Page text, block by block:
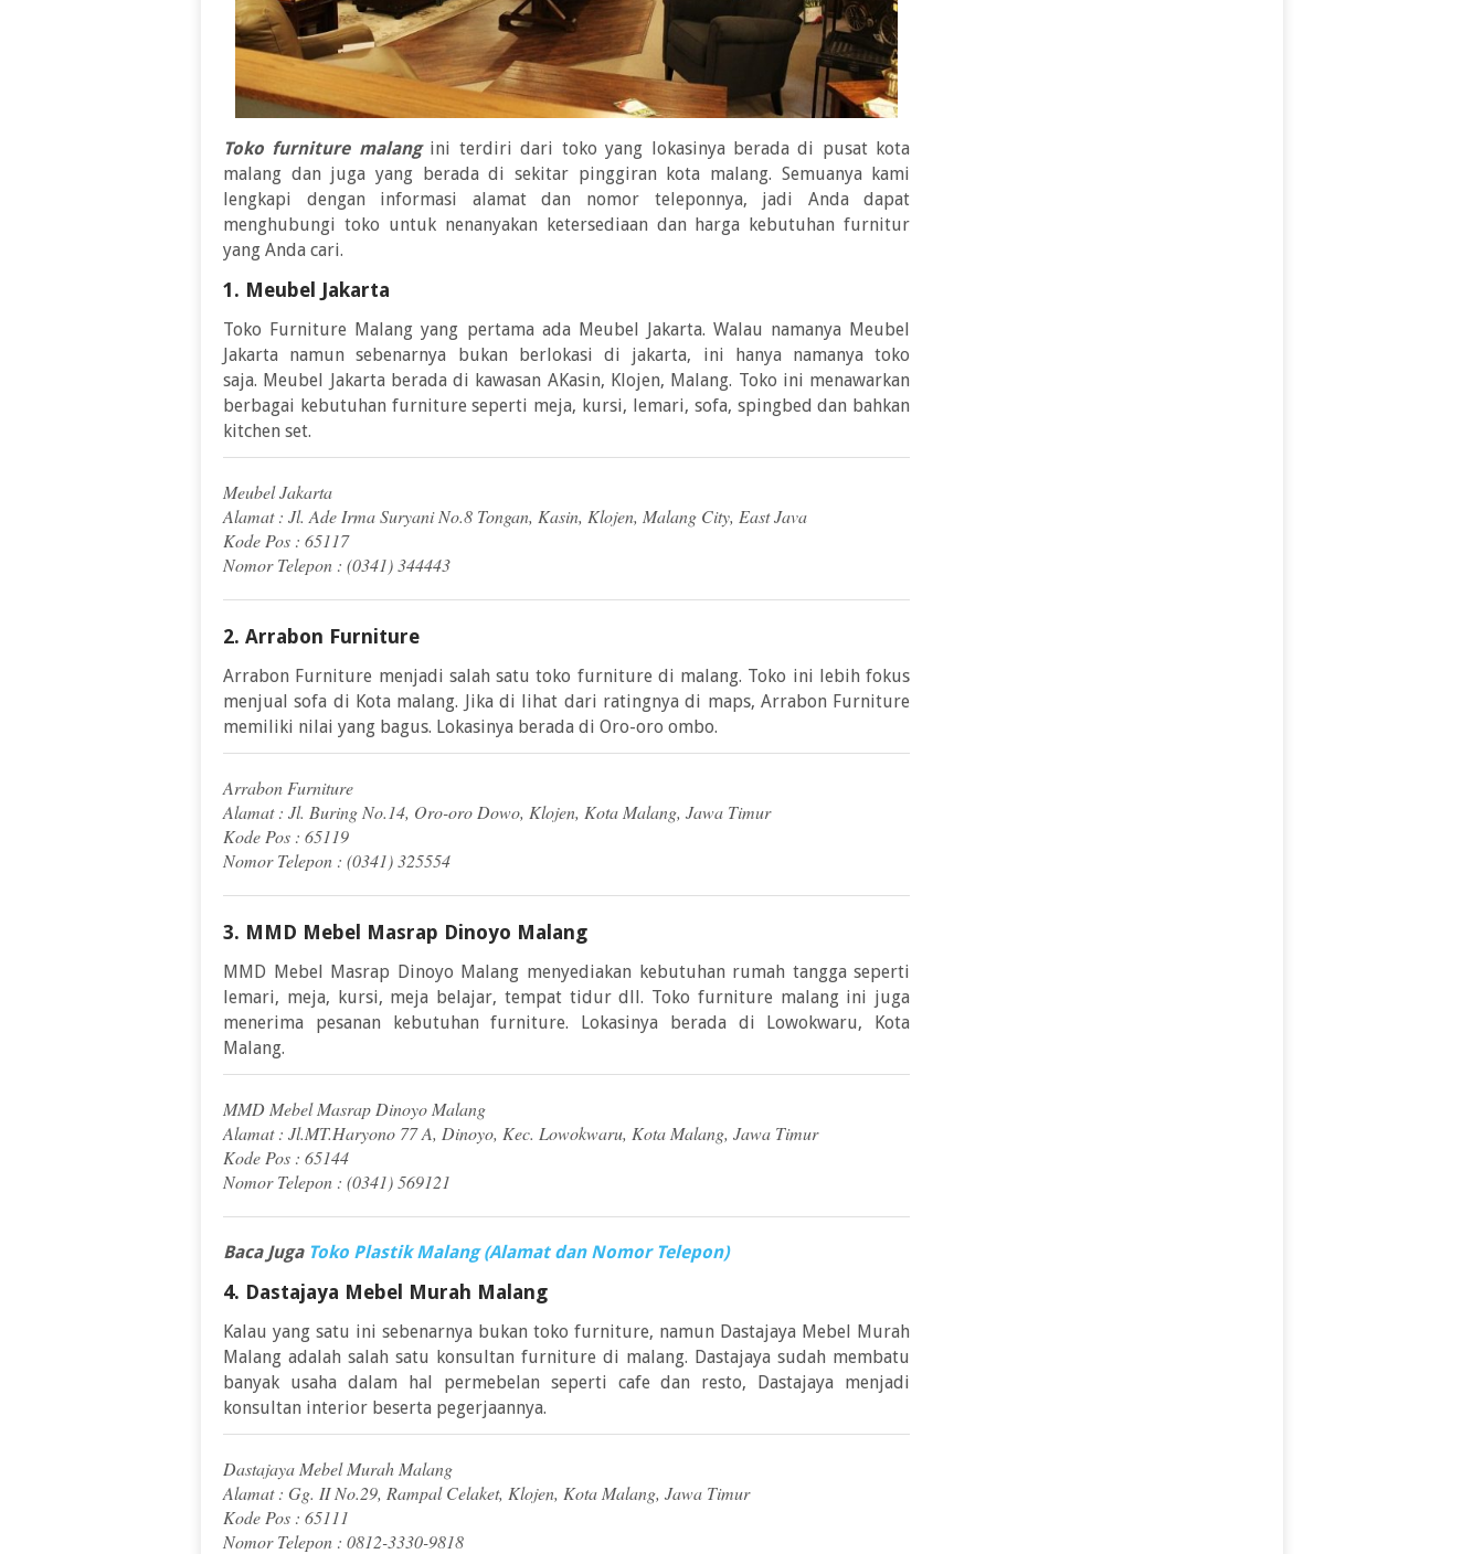
Toko furniture malangini terdiri dari toko yang lokasinya berada di pusat kota
malang dan juga yang berada di sekitar pinggiran kota malang. Semuanya kami
lengkapi dengan informasi alamat dan nomor teleponnya, jadi Anda dapat
menghubungi toko untuk nenanyakan ketersediaan dan harga kebutuhan furnitur
yang Anda cari.
1. Meubel Jakarta
Toko Furniture Malang yang pertama ada Meubel Jakarta. Walau namanya Meubel
Jakarta namun sebenarnya bukan berlokasi di jakarta, ini hanya namanya toko
saja. Meubel Jakarta berada di kawasan AKasin, Klojen, Malang. Toko ini menawarkan
berbagai kebutuhan furniture seperti meja, kursi, lemari, sofa, spingbed dan bahkan
kitchen set.
Meubel Jakarta
Alamat : Jl. Ade Irma Suryani No.8 Tongan, Kasin, Klojen, Malang City, East Java
Kode Pos : 65117
Nomor Telepon : (0341) 344443
2. Arrabon Furniture
Arrabon Furniture menjadi salah satu toko furniture di malang. Toko ini lebih fokus
menjual sofa di Kota malang. Jika di lihat dari ratingnya di maps, Arrabon Furniture
memiliki nilai yang bagus. Lokasinya berada di Oro-oro ombo.
Arrabon Furniture
Alamat : Jl. Buring No.14, Oro-oro Dowo, Klojen, Kota Malang, Jawa Timur
Kode Pos : 65119
Nomor Telepon : (0341) 325554
3. MMD Mebel Masrap Dinoyo Malang
MMD Mebel Masrap Dinoyo Malang menyediakan kebutuhan rumah tangga seperti
lemari, meja, kursi, meja belajar, tempat tidur dll. Toko furniture malang ini juga
menerima pesanan kebutuhan furniture. Lokasinya berada di Lowokwaru, Kota
Malang.
MMD Mebel Masrap Dinoyo Malang
Alamat : Jl.MT.Haryono 77 A, Dinoyo, Kec. Lowokwaru, Kota Malang, Jawa Timur
Kode Pos : 65144
Nomor Telepon : (0341) 569121
Baca Juga Toko Plastik Malang (Alamat dan Nomor Telepon)
4. Dastajaya Mebel Murah Malang
Kalau yang satu ini sebenarnya bukan toko furniture, namun Dastajaya Mebel Murah
Malang adalah salah satu konsultan furniture di malang. Dastajaya sudah membatu
banyak usaha dalam hal permebelan seperti cafe dan resto, Dastajaya menjadi
konsultan interior beserta pegerjaannya.
Dastajaya Mebel Murah Malang
Alamat : Gg. II No.29, Rampal Celaket, Klojen, Kota Malang, Jawa Timur
Kode Pos : 65111
Nomor Telepon : 0812-3330-9818